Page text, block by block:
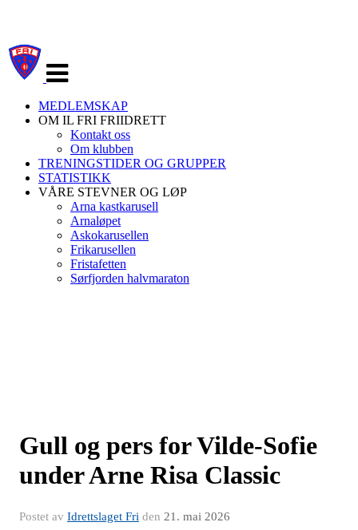
navigasjon
MEDLEMSKAP
OM IL FRI FRIIDRETT
Kontakt oss
Om klubben
TRENINGSTIDER OG GRUPPER
STATISTIKK
VÅRE STEVNER OG LØP
Arna kastkarusell
Arnaløpet
Askokarusellen
Frikarusellen
Fristafetten
Sørfjorden halvmaraton
Gull og pers for Vilde-Sofie
under Arne Risa Classic
Postet av Idrettslaget Fri den 21. mai 2026